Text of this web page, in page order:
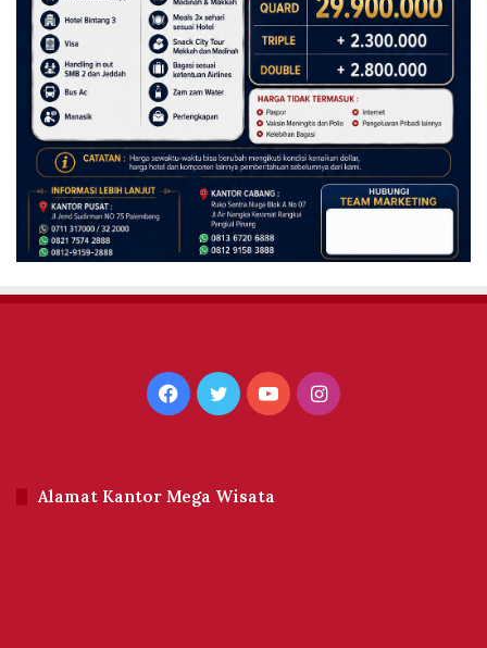
Facebook
TwitterYouTubeInstagram
Alamat Kantor Mega Wisata